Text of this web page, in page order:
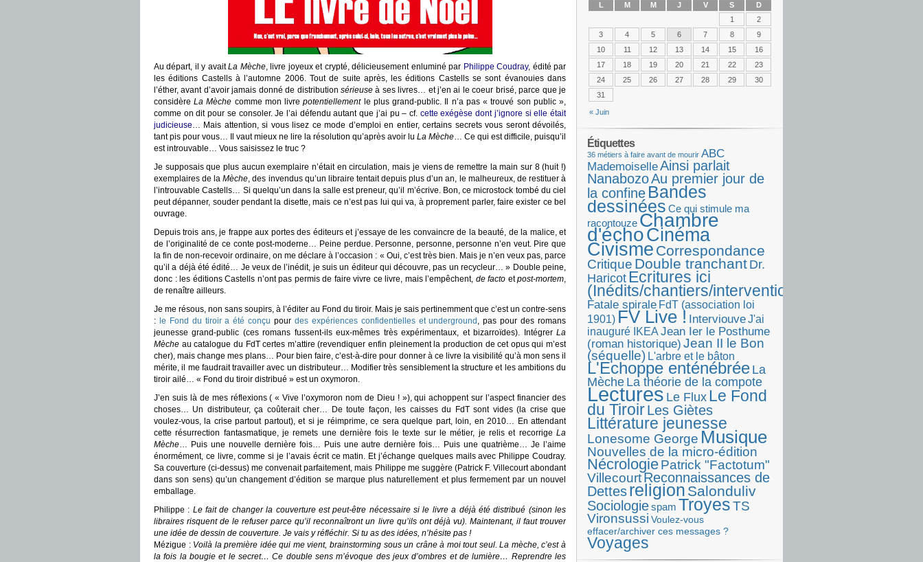
Au départ, il y avaitLa Mèche, livre joyeux et crypté, délicieusement enluminé par Philippe Coudray, édité par
les éditions Castells à l’automne 2006. Tout de suite après, les éditions Castells se sont évanouies dans
l’éther, avant d’avoir jamais donné de distribution sérieuseà ses livres… et j’en ai le coeur brisé, parce que je
considèreLa Mèche comme mon livrepotentiellement le plus grand-public. Il n’a pas « trouvé son public »,
comme on dit pour se consoler. Je l’ai défendu autant que j’ai pu – cf. cette exégèse dont j’ignore si elle était
judicieuse… Mais attention, si vous lisez ce mode d’emploi en entier, certains secrets vous seront dévoilés,
tant pis pour vous… Il vaut mieux ne lire la résolution qu’après avoir lu La Mèche… Ce qui est difficile, puisqu’il
est introuvable… Vous saisissez le truc ?
Je supposais que plus aucun exemplaire n’était en circulation, mais je viens de remettre la main sur 8 (huit !)
exemplaires de laMèche, des invendus qu’un libraire tentait depuis plus d’un an, le malheureux, de restituer à
l’introuvable Castells… Si quelqu’un dans la salle est preneur, qu’il m’écrive. Bon, ce microstock tombé du ciel
peut dépanner, souder pendant la disette, mais ce n’est pas lui qui va, à proprement parler, faire exister ce bel
ouvrage.
Depuis trois ans, je frappe aux portes des éditeurs et j’essaye de les convaincre de la beauté, de la malice, et
de l’originalité de ce conte post-moderne… Peine perdue. Personne, personne, personne n’en veut. Pire que
la fin de non-recevoir ordinaire, on me déclare à l’occasion : « Oui, c’est très bien. Mais je n’en veux pas, parce
qu’il a déjà été édité… Je veux de l’inédit, je suis un éditeur qui découvre, pas un recycleur… » Double peine,
donc : les éditions Castells n’ont pas permis de faire vivre ce livre, mais l’empêchent, de facto etpost-mortem,
de renaître ailleurs.
Je me résous, non sans soupirs, à l’éditer au Fond du tiroir. Mais je sais pertinemment que c’est un contre-sens
: le Fond du tiroir a été conçu pour des expériences confidentielles et underground , pas pour des romans
jeunesse grand-public (ces romans fussent-ils eux-mêmes très expérimentaux, et bizarroïdes). Intégrer La
Mèche au catalogue du FdT certes m’attire (revendiquer enfin pleinement la production de cet opus qui m’est
cher), mais change mes plans… Pour bien faire, c’est-à-dire pour donner à ce livre la visibilité qu’à mon sens il
mérite, il me faudrait travailler avec un distributeur… Modifier très sensiblement la structure et les ambitions du
tiroir ailé… « Fond du tiroir distribué » est un oxymoron.
J’en suis là de mes réflexions ( « Vive l’oxymoron nom de Dieu ! »), qui achoppent sur l’aspect financier des
choses… Un distributeur, ça coûterait cher… De toute façon, les caisses du FdT sont vides (la crise que
voulez-vous, la crise partout partout), et si je réimprime, ce sera quelque part, loin, en 2010… En attendant
cette résurrection fantasmatique, je remets une dernière fois le texte sur le métier, je relis et recorrige La
Mèche… Puis une nouvelle dernière fois… Puis une autre dernière fois… Puis une quatrième… Je l’aime
énormément, ce livre, comme si je l’avais écrit ce matin. Et j’échange quelques mails avec Philippe Coudray.
Sa couverture (ci-dessus) me convenait parfaitement, mais Philippe me suggère (Patrick F. Villecourt abondant
dans son sens) qu’un changement d’édition se marque plus naturellement et plus fermement par un nouvel
emballage.
Philippe : Le fait de changer la couverture est peut-être nécessaire si le livre a déjà été distribué (sinon les
libraires risquent de le refuser parce qu’il reconnaîtront un livre qu’ils ont déjà vu). Maintenant, il faut trouver
une idée de dessin de couverture. Je vais y réfléchir. Si tu as des idées, n’hésite pas !
Mézigue : Voilà la première idée qui me vient, brainstorming sous un crâne à moi tout seul. La mèche, c’est à
la fois la bougie et le secret… Ce double sens m’évoque des jeux d’ombres et de lumière… Reprendre les
L M M J V S D
« Juin
1
2
3
4 5 6 7 8
9
10
11 12 13 14 15
16
17
18 19 20 21 22
23
24
25 26 27 28 29
30
31
Étiquettes
36 métiers à faire avant de mourir ABC
MademoiselleAinsi parlait
NanabozoAu premier jour de
la confine Bandes
dessinées Ce qui stimule ma
racontouze Chambre
d'échoCinéma
Civisme Correspondance
Critique Double tranchant Dr.
Haricot Ecritures ici
(Inédits/chantiers/interventions)
Fatale spirale FdT (association loi
1901) FV Live ! InterviouveJ'ai
inauguré IKEA Jean Ier le Posthume
(roman historique) Jean II le Bon
(séquelle) L'arbre et le bâton
L'Echoppe enténébrée La
Mèche La théorie de la compote
LecturesLe FluxLe Fond
du TiroirLes Giètes
Littérature jeunesse
Lonesome George Musique
Nouvelles de la micro-édition
NécrologiePatrick "Factotum"
VillecourtReconnaissances de
Dettesreligion Salonduliv
Sociologiespam TroyesTS
Vironsussi Voulez-vous
effacer/archiver ces messages ?
Voyages